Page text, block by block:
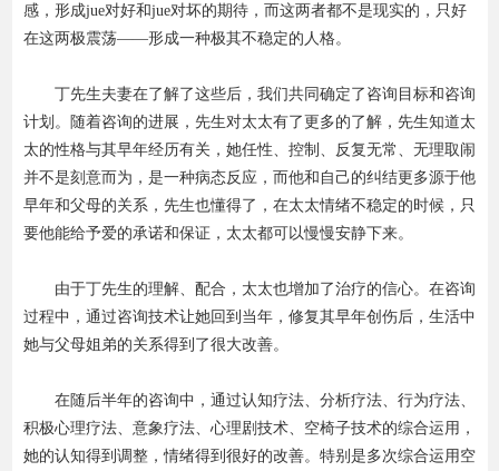
感，形成jue对好和jue对坏的期待，而这两者都不是现实的，只好
在这两极震荡——形成一种极其不稳定的人格。
丁先生夫妻在了解了这些后，我们共同确定了咨询目标和咨询
计划。随着咨询的进展，先生对太太有了更多的了解，先生知道太
太的性格与其早年经历有关，她任性、控制、反复无常、无理取闹
并不是刻意而为，是一种病态反应，而他和自己的纠结更多源于他
早年和父母的关系，先生也懂得了，在太太情绪不稳定的时候，只
要他能给予爱的承诺和保证，太太都可以慢慢安静下来。
由于丁先生的理解、配合，太太也增加了治疗的信心。在咨询
过程中，通过咨询技术让她回到当年，修复其早年创伤后，生活中
她与父母姐弟的关系得到了很大改善。
在随后半年的咨询中，通过认知疗法、分析疗法、行为疗法、
积极心理疗法、意象疗法、心理剧技术、空椅子技术的综合运用，
她的认知得到调整，情绪得到很好的改善。特别是多次综合运用空